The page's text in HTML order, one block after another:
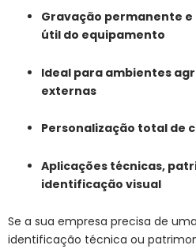
Gravação permanente
útil do equipamento
Ideal para ambientes
externas
Personalização total de
Aplicações técnicas,
identificação visual
Se a sua empresa precisa de
identificação técnica ou